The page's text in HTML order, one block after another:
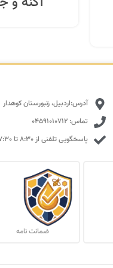
آدرس:اردبیل، زنبورستان کوهدار
تماس: 04591010712
پاسخگویی تلفنی از ۸:۳۰ تا ۱۷:۳۰ با تمرکز بالا
ضمانت نامه